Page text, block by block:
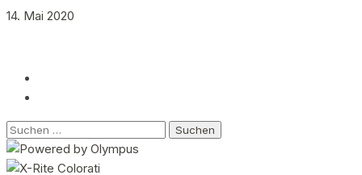
14. Mai 2020
Suchen
nach: